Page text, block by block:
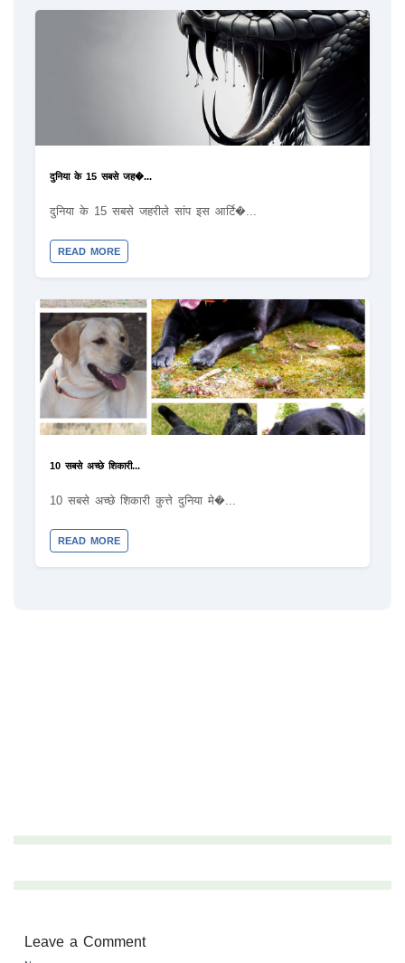
दुनिया के 15 सबसे जह�...
दुनिया के 15 सबसे जहरीले सांप इस आर्टि�...
READ MORE
10 सबसे अच्छे शिकारी...
10 सबसे अच्छे शिकारी कुत्ते दुनिया मे�...
READ MORE
Leave a Comment